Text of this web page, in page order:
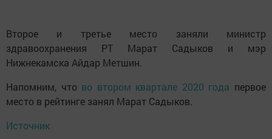
Второе и третье место заняли министр
здравоохранения РТ Марат Садыков и мэр
Нижнекамска Айдар Метшин.
Напомним, что во втором квартале 2020 года первое
место в рейтинге занял Марат Садыков.
Источник